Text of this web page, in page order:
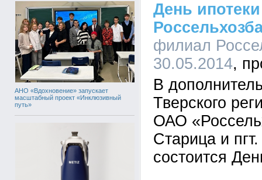
АНО «Вдохновение» запускает
масштабный проект «Инклюзивный
путь»
День
филиал
30.05.2014
В
Тверского
ОАО
Старица и
состоится